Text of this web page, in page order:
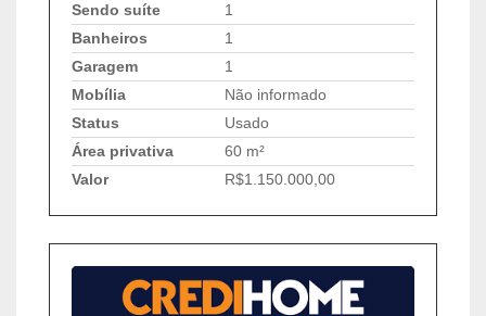
Sendo suíte
1
Banheiros
1
Garagem
1
Mobília
Não informado
Status
Usado
Área privativa
60 m²
Valor
R$1.150.000,00